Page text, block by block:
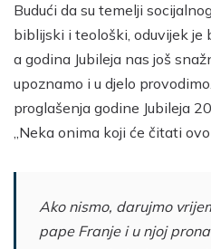
Budući da su temelji
biblijski i teološki, oduvijek je
a godina Jubileja nas još
upoznamo i u djelo
proglašenja godine Jubileja
„Neka onima koji će čitati
Ako nismo, darujmo
pape Franje i u njoj